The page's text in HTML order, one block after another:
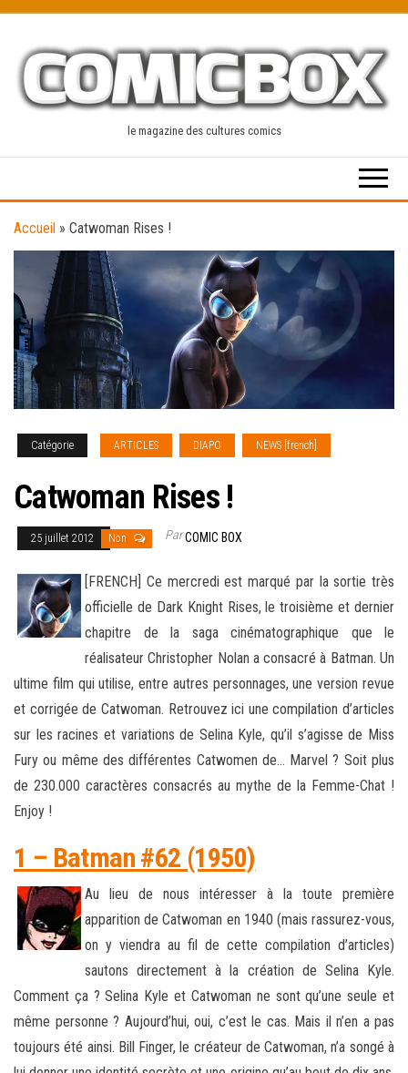
content
le magazine des cultures comics
Accueil » Catwoman Rises !
Catégorie ARTICLES DIAPO NEWS [french]
Catwoman Rises !
25 juillet 2012 Non ParCOMIC BOX
[FRENCH] Ce mercredi est marqué par la sortie très
officielle de Dark Knight Rises, le troisième et dernier
chapitre de la saga cinématographique que le
réalisateur Christopher Nolan a consacré à Batman. Un
ultime film qui utilise, entre autres personnages, une version revue
et corrigée de Catwoman. Retrouvez ici une compilation d’articles
sur les racines et variations de Selina Kyle, qu’il s’agisse de Miss
Fury ou même des différentes Catwomen de… Marvel ? Soit plus
de 230.000 caractères consacrés au mythe de la Femme-Chat !
Enjoy !
1 – Batman #62 (1950)
Au lieu de nous intéresser à la toute première
apparition de Catwoman en 1940 (mais rassurez-vous,
on y viendra au fil de cette compilation d’articles)
sautons directement à la création de Selina Kyle.
Comment ça ? Selina Kyle et Catwoman ne sont qu’une seule et
même personne ? Aujourd’hui, oui, c’est le cas. Mais il n’en a pas
toujours été ainsi. Bill Finger, le créateur de Catwoman, n’a songé à